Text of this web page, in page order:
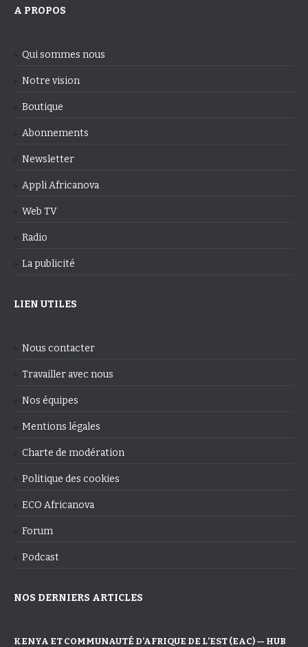
A PROPOS
Qui sommes nous
Notre vision
Boutique
Abonnements
Newsletter
Appli Africanova
Web TV
Radio
La publicité
LIEN UTILES
Nous contacter
Travailler avec nous
Nos équipes
Mentions légales
Charte de modération
Politique des cookies
ECO Africanova
Forum
Podcast
NOS DERNIERS ARTICLES
KENYA ET COMMUNAUTÉ D’AFRIQUE DE L’EST (EAC) — HUB